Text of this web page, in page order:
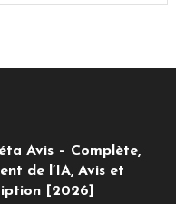
Avis – Complète,
de l’IA, Avis et
[2026]